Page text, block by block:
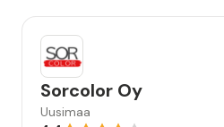
Sorcolor Oy
Uusimaa